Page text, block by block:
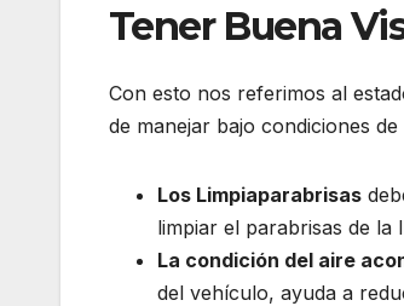
Tener Buena
Con esto nos referimos al
de manejar bajo condiciones de
Los Limpiaparabrisas
limpiar el parabrisas de la
La condición del aire
del vehículo, ayuda a